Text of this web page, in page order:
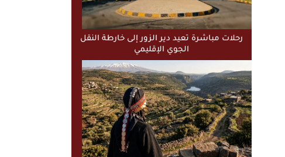
رحلات مباشرة تعيد دير الزور إلى خارطة النقل
الجوي الإقليمي